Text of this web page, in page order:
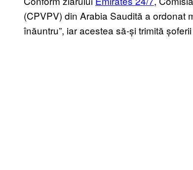
(CPVPV) din Arabia Saudită a ordonat
înăuntru”, iar acestea să-și trimită